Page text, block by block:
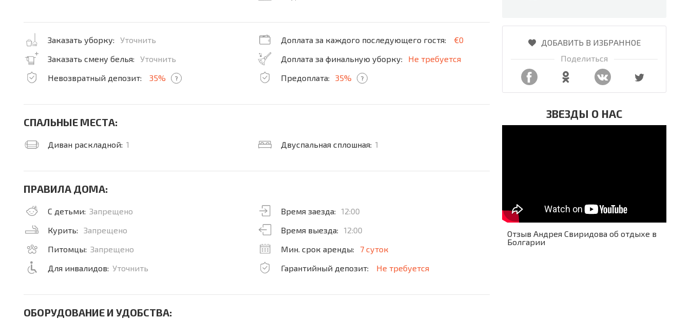
ДОБАВИТЬ В ИЗБРАННОЕ
Поделиться
ЗВЕЗДЫ О НАС
Отзыв Андрея Свиридова об отдыхе в
Болгарии
Заказать уборку:
Уточнить
Заказать смену белья:
Уточнить
Невозвратный депозит:
35% ?
Доплата за каждого последующего гостя:
€0
Доплата за финальную уборку:
Не требуется
Предоплата:
35% ?
СПАЛЬНЫЕ МЕСТА:
Диван раскладной: 1 Двуспальная сплошная: 1
ПРАВИЛА ДОМА:
С детьми: Запрещено
Курить:
Запрещено
Питомцы: Запрещено
Для инвалидов: Уточнить
Время заезда:
12:00
Время выезда:
12:00
Мин. срок аренды:
7 суток
Гарантийный депозит:
Не требуется
ОБОРУДОВАНИЕ И УДОБСТВА: